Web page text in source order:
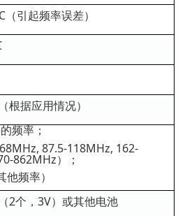
引起频率误差）
根据应用情况）
频率；
87.5-118MHz, 162-
862MHz）；
频率）
2个，3V）或其他电池